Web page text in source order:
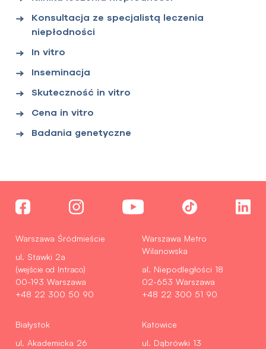
Konsultacja ze specjalistą leczenia
niepłodności
In vitro
Inseminacja
Skuteczność in vitro
Cena in vitro
Badania genetyczne
Warszawa Śródmieście
ul. Stawki 2a
(wejście od Intraco)
00-193 Warszawa
+48 22 300 50 90
Warszawa Metro
Wilanowska
al. Niepodległości 18
02-653 Warszawa
+48 22 300 51 90
Białystok
ul. Akademicka 26
Katowice
ul. Dąbrówki 13